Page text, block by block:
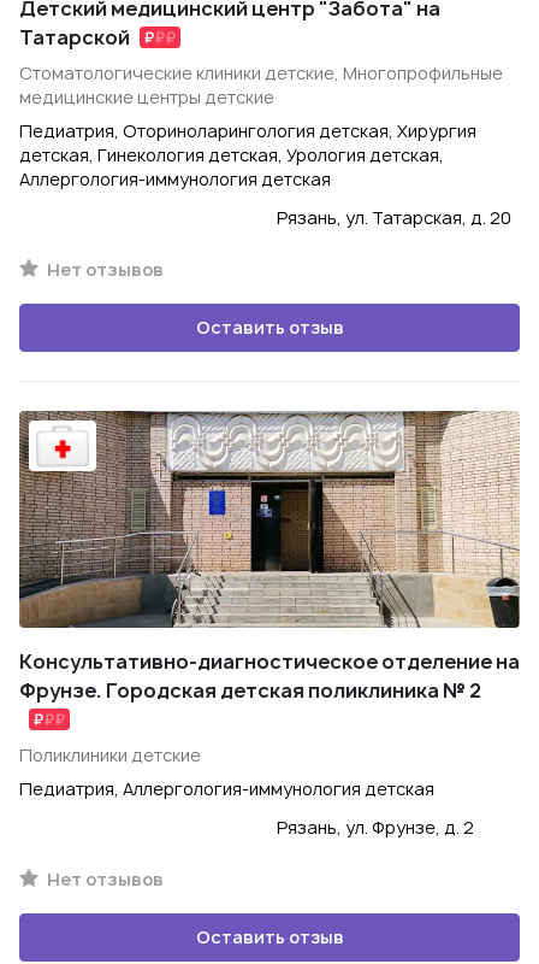
Детский медицинский центр "Забота" на
Татарской
Стоматологические клиники детские, Многопрофильные
медицинские центры детские
Педиатрия, Оториноларингология детская, Хирургия
детская, Гинекология детская, Урология детская,
Аллергология-иммунология детская
Рязань, ул. Татарская, д. 20
Нет отзывов
Оставить отзыв
Консультативно-диагностическое отделение на
Фрунзе. Городская детская поликлиника № 2
Поликлиники детские
Педиатрия, Аллергология-иммунология детская
Рязань, ул. Фрунзе, д. 2
Нет отзывов
Оставить отзыв